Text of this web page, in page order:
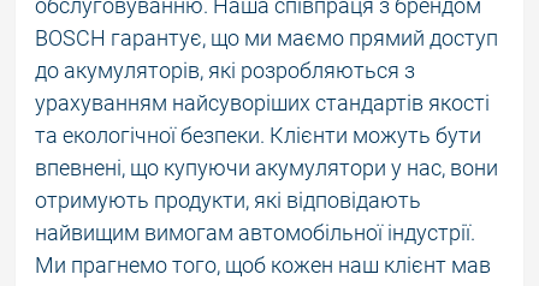
BOSCH гарантує, що ми маємо прямий доступ
до акумуляторів, які розробляються з
урахуванням найсуворіших стандартів якості
та екологічної безпеки. Клієнти можуть бути
впевнені, що купуючи акумулятори у нас, вони
отримують продукти, які відповідають
найвищим вимогам автомобільної індустрії.
Ми прагнемо того, щоб кожен наш клієнт мав